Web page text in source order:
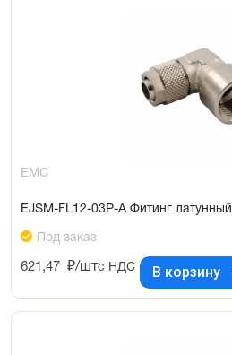
EMC
EJSM-FL12-03P-A Фитинг латунный
Под заказ
621,47 ₽/штс НДС В корзину